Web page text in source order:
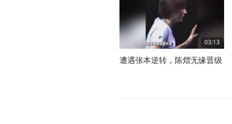
03:13
遭遇张本逆转，陈熠无缘晋级